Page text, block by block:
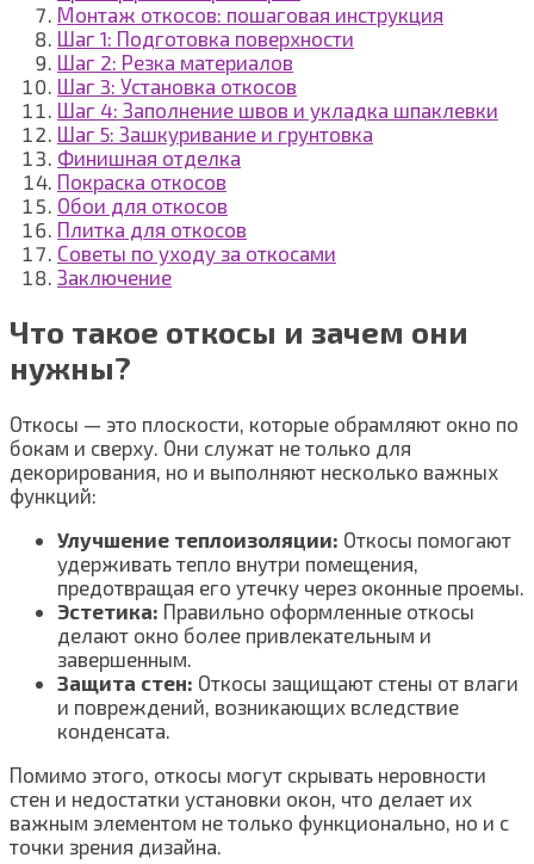
Монтаж откосов: пошаговая инструкция
Шаг 1: Подготовка поверхности
Шаг 2: Резка материалов
Шаг 3: Установка откосов
Шаг 4: Заполнение швов и укладка шпаклевки
Шаг 5: Зашкуривание и грунтовка
Финишная отделка
Покраска откосов
Обои для откосов
Плитка для откосов
Советы по уходу за откосами
Заключение
Что такое откосы и зачем они
нужны?
Откосы — это плоскости, которые обрамляют окно по
бокам и сверху. Они служат не только для
декорирования, но и выполняют несколько важных
функций:
Улучшение теплоизоляции: Откосы помогают
удерживать тепло внутри помещения,
предотвращая его утечку через оконные проемы.
Эстетика: Правильно оформленные откосы
делают окно более привлекательным и
завершенным.
Защита стен: Откосы защищают стены от влаги
и повреждений, возникающих вследствие
конденсата.
Помимо этого, откосы могут скрывать неровности
стен и недостатки установки окон, что делает их
важным элементом не только функционально, но и с
точки зрения дизайна.